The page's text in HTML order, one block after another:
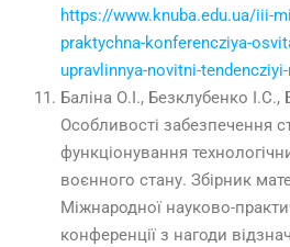
https://www.knuba.edu.ua/iii-
praktychna-konferencziya-
upravlinnya-novitni-
Баліна О.І., Безклубенко
Особливості забезпечення
функціонування
воєнного стану. Збірник
Міжнародної науково-
конференції з нагоди